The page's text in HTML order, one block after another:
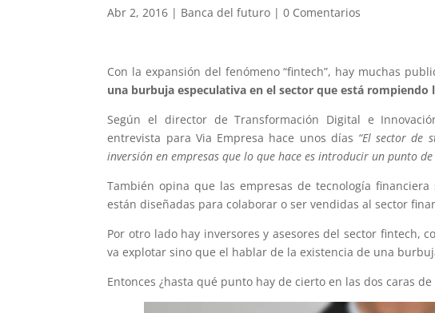
Abr 2, 2016 | Banca del futuro |0 Comentarios
Con la expansión del fenómeno “fintech”, hay muchas
una burbuja especulativa en el sector que está rompiendo
Según el director de Transformación Digital e
entrevista para Via Empresa hace unos días “El sector de
inversión en empresas que lo que hace es introducir un punto
También opina que las empresas de tecnología
están diseñadas para colaborar o ser vendidas al sector
Por otro lado hay inversores y asesores del sector fintech,
va explotar sino que el hablar de la existencia de una
Entonces ¿hasta qué punto hay de cierto en las dos caras